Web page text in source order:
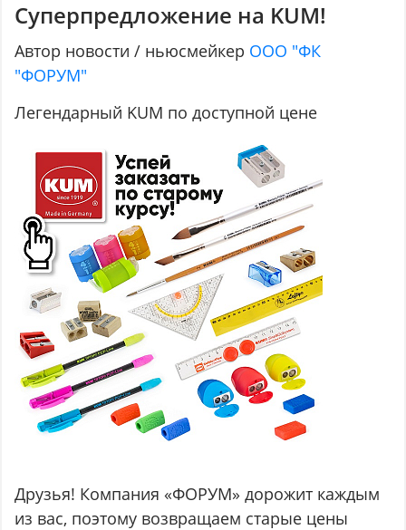
Суперпредложение на KUM!
Автор новости / ньюсмейкер ООО "ФК
"ФОРУМ"
Легендарный KUM по доступной цене
Друзья! Компания «ФОРУМ» дорожит каждым
из вас, поэтому возвращаем старые цены